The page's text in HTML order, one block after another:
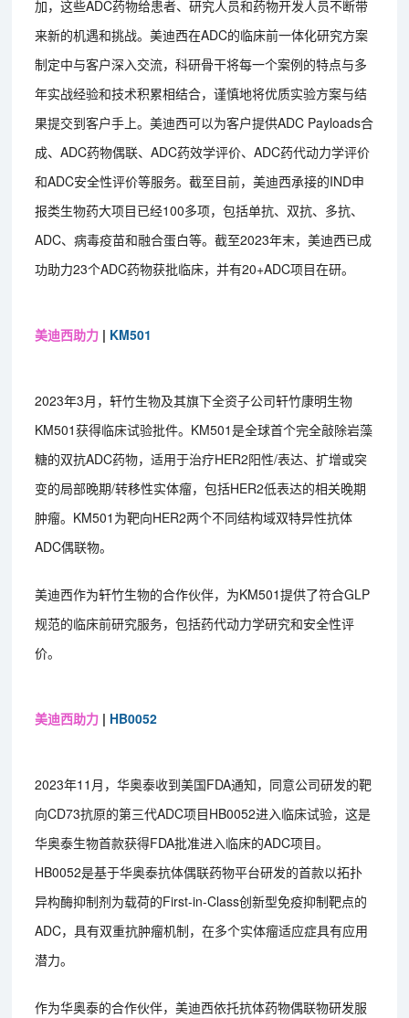
加，这些ADC药物给患者、研究人员和药物开发人员不断带
来新的机遇和挑战。美迪西在ADC的临床前一体化研究方案
制定中与客户深入交流，科研骨干将每一个案例的特点与多
年实战经验和技术积累相结合，谨慎地将优质实验方案与结
果提交到客户手上。美迪西可以为客户提供ADC Payloads合
成、ADC药物偶联、ADC药效学评价、ADC药代动力学评价
和ADC安全性评价等服务。截至目前，美迪西承接的IND申
报类生物药大项目已经100多项，包括单抗、双抗、多抗、
ADC、病毒疫苗和融合蛋白等。截至2023年末，美迪西已成
功助力23个ADC药物获批临床，并有20+ADC项目在研。
美迪西助力 | KM501
2023年3月，轩竹生物及其旗下全资子公司轩竹康明生物
KM501获得临床试验批件。KM501是全球首个完全敲除岩藻
糖的双抗ADC药物，适用于治疗HER2阳性/表达、扩增或突
变的局部晚期/转移性实体瘤，包括HER2低表达的相关晚期
肿瘤。KM501为靶向HER2两个不同结构域双特异性抗体
ADC偶联物。
美迪西作为轩竹生物的合作伙伴，为KM501提供了符合GLP
规范的临床前研究服务，包括药代动力学研究和安全性评
价。
美迪西助力 | HB0052
2023年11月，华奥泰收到美国FDA通知，同意公司研发的靶
向CD73抗原的第三代ADC项目HB0052进入临床试验，这是
华奥泰生物首款获得FDA批准进入临床的ADC项目。
HB0052是基于华奥泰抗体偶联药物平台研发的首款以拓扑
异构酶抑制剂为载荷的First-in-Class创新型免疫抑制靶点的
ADC，具有双重抗肿瘤机制，在多个实体瘤适应症具有应用
潜力。
作为华奥泰的合作伙伴，美迪西依托抗体药物偶联物研发服